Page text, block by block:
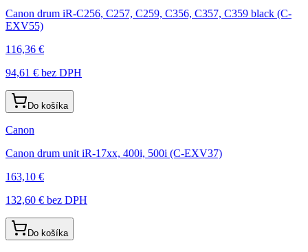
Canon drum iR-C256, C257, C259, C356, C357, C359 black (C-
EXV55)
116,36 €
94,61 € bez DPH
Do košíka
Canon
Canon drum unit iR-17xx, 400i, 500i (C-EXV37)
163,10 €
132,60 € bez DPH
Do košíka